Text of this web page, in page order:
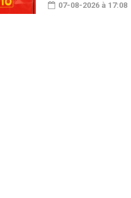
07-08-2026 à 17:08